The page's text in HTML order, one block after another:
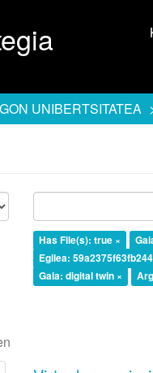
UNIBERTSITATEA
Has File(s): true ×
Egilea:
Gaia: digital twin ×